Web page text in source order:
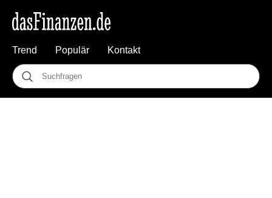
Trend Populär Kontakt